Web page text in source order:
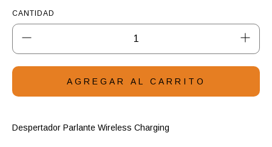
CANTIDAD
Despertador Parlante Wireless Charging